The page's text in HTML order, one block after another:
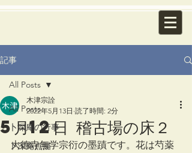
記事
All Posts
卜深庵の行事
卜深庵点描
All Posts
5月12日 稽古場の床２
木津宗詮
2022年5月13日 読了時間: 2分
大徳寺無学宗衍の墨蹟です。花は芍薬